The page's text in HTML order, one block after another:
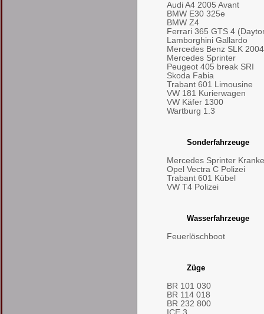
Audi A4 2005 Avant
BMW E30 325e
BMW Z4
Ferrari 365 GTS 4
Lamborghini Gallardo
Mercedes Benz SLK
Mercedes Sprinter
Peugeot 405 break SRI
Skoda Fabia
Trabant 601 Limousine
VW 181 Kurierwagen
VW Käfer 1300
Wartburg 1.3
Sonderfahrzeuge
Mercedes Sprinter
Opel Vectra C Polizei
Trabant 601 Kübel
VW T4 Polizei
Wasserfahrzeuge
Feuerlöschboot
Züge
BR 101 030
BR 114 018
BR 232 800